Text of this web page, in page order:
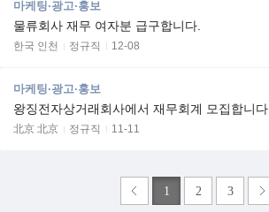
마케팅·광고·홍보
물류회사 재무 여자분 급구합니다.
한국 인천 정규직 12-08
마케팅·광고·홍보
왕징전자상거래회사에서 재무회계 모집합니다
北京 北京 정규직 11-11
1 2 3